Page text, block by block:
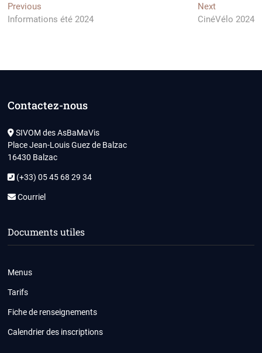
Navigation
de
Previous
post:
Informations été 2024
NextNext
post:
CinéVélo 2024
Contactez-nous
SIVOM des AsBaMaVis
Place Jean-Louis Guez de Balzac
16430 Balzac
(+33) 05 45 68 29 34
Courriel
Documents utiles
Menus
Tarifs
Fiche de renseignements
Calendrier des inscriptions